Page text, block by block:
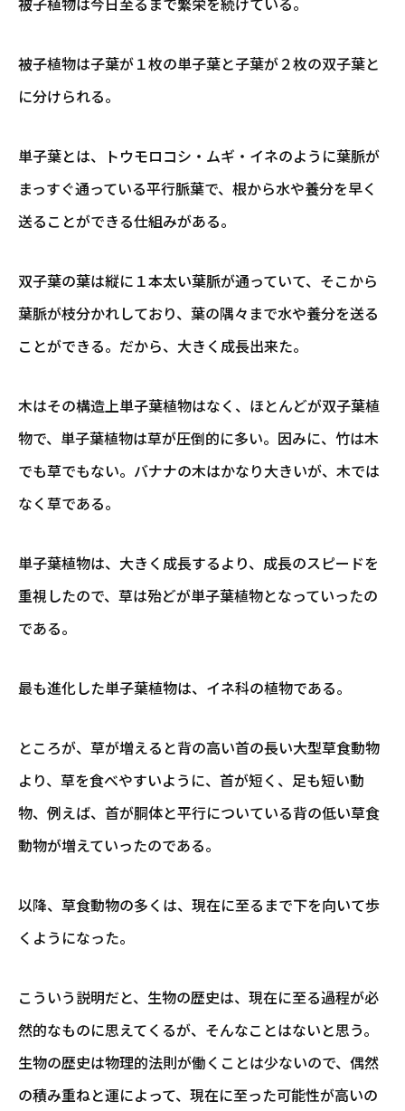
被子植物は子葉が１枚の単子葉と子葉が２枚の双子葉と
に分けられる。
単子葉とは、トウモロコシ・ムギ・イネのように葉脈が
まっすぐ通っている平行脈葉で、根から水や養分を早く
送ることができる仕組みがある。
双子葉の葉は縦に１本太い葉脈が通っていて、そこから
葉脈が枝分かれしており、葉の隅々まで水や養分を送る
ことができる。だから、大きく成長出来た。
木はその構造上単子葉植物はなく、ほとんどが双子葉植
物で、単子葉植物は草が圧倒的に多い。因みに、竹は木
でも草でもない。バナナの木はかなり大きいが、木では
なく草である。
単子葉植物は、大きく成長するより、成長のスピードを
重視したので、草は殆どが単子葉植物となっていったの
である。
最も進化した単子葉植物は、イネ科の植物である。
ところが、草が増えると背の高い首の長い大型草食動物
より、草を食べやすいように、首が短く、足も短い動
物、例えば、首が胴体と平行についている背の低い草食
動物が増えていったのである。
以降、草食動物の多くは、現在に至るまで下を向いて歩
くようになった。
こういう説明だと、生物の歴史は、現在に至る過程が必
然的なものに思えてくるが、そんなことはないと思う。
生物の歴史は物理的法則が働くことは少ないので、偶然
の積み重ねと運によって、現在に至った可能性が高いの